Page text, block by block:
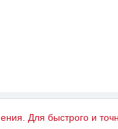
Для быстрого и